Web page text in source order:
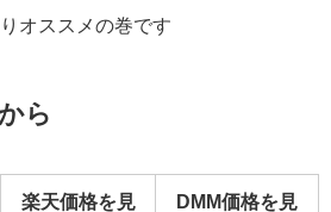
オススメの巻です
ら
楽天価格を見
DMM価格を見